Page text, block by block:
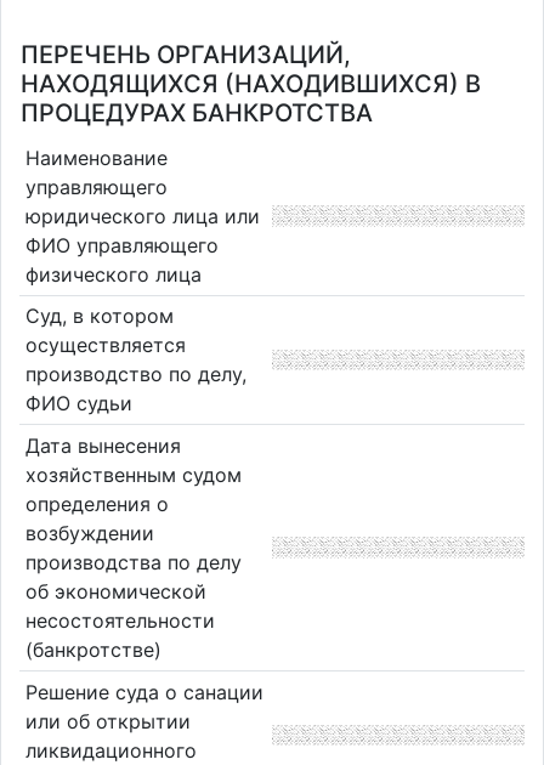
ПЕРЕЧЕНЬ ОРГАНИЗАЦИЙ,
НАХОДЯЩИХСЯ (НАХОДИВШИХСЯ) В
ПРОЦЕДУРАХ БАНКРОТСТВА
Наименование
управляющего
юридического лица или
ФИО управляющего
физического лица
Суд, в котором
осуществляется
производство по делу,
ФИО судьи
Дата вынесения
хозяйственным судом
определения о
возбуждении
производства по делу
об экономической
несостоятельности
(банкротстве)
Решение суда о санации
или об открытии
ликвидационного